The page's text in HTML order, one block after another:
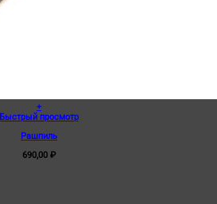
+
Быстрый просмотр
Рашпиль
690,00 ₽